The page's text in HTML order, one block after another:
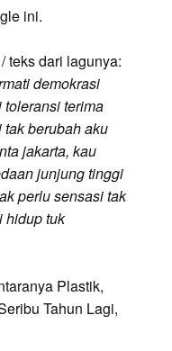
ini.
teks dari lagunya:
demokrasi
terima
berubah aku
jakarta, kau
junjung tinggi
perlu sensasi tak
hidup tuk
Plastik,
Tahun Lagi,